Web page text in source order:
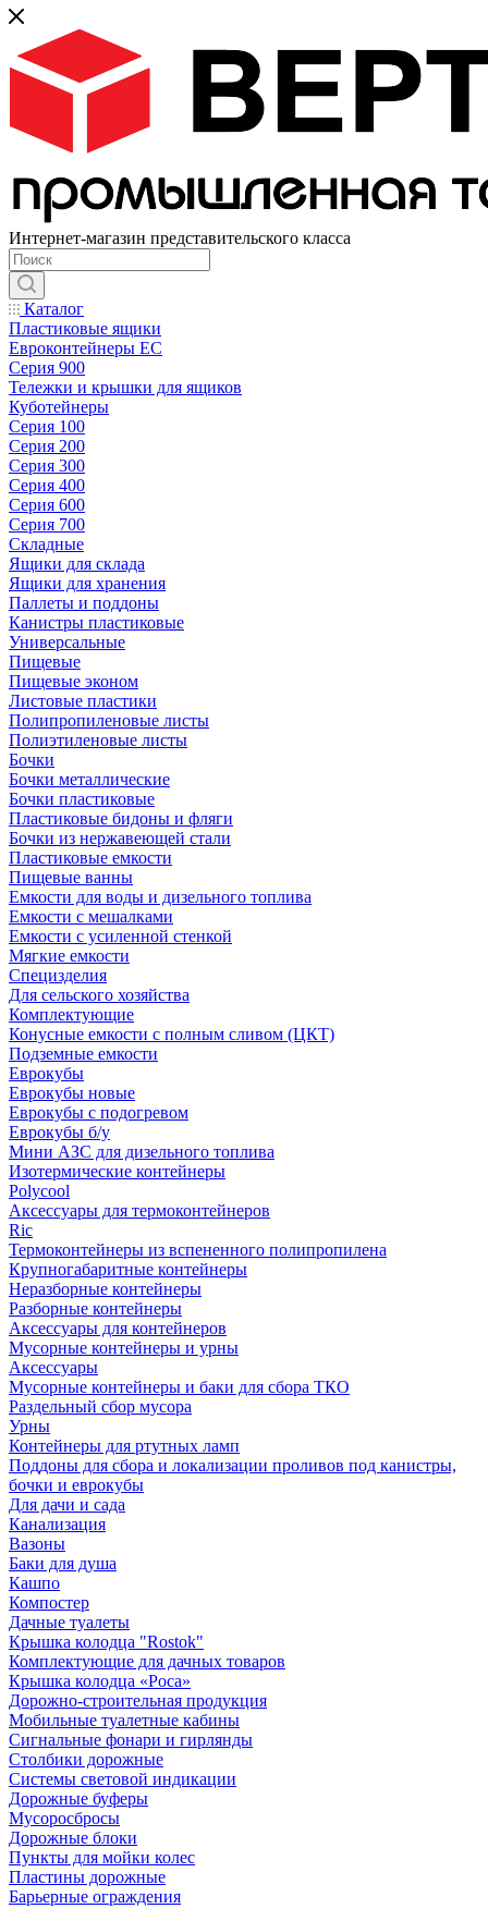
Интернет-магазин представительского класса
Каталог
Пластиковые ящики
Евроконтейнеры ЕС
Серия 900
Тележки и крышки для ящиков
Куботейнеры
Серия 100
Серия 200
Серия 300
Серия 400
Серия 600
Серия 700
Складные
Ящики для склада
Ящики для хранения
Паллеты и поддоны
Канистры пластиковые
Универсальные
Пищевые
Пищевые эконом
Листовые пластики
Полипропиленовые листы
Полиэтиленовые листы
Бочки
Бочки металлические
Бочки пластиковые
Пластиковые бидоны и фляги
Бочки из нержавеющей стали
Пластиковые емкости
Пищевые ванны
Емкости для воды и дизельного топлива
Емкости с мешалками
Емкости с усиленной стенкой
Мягкие емкости
Специзделия
Для сельского хозяйства
Комплектующие
Конусные емкости с полным сливом (ЦКТ)
Подземные емкости
Еврокубы
Еврокубы новые
Еврокубы с подогревом
Еврокубы б/у
Мини АЗС для дизельного топлива
Изотермические контейнеры
Polycool
Аксессуары для термоконтейнеров
Ric
Термоконтейнеры из вспененного полипропилена
Крупногабаритные контейнеры
Неразборные контейнеры
Разборные контейнеры
Аксессуары для контейнеров
Мусорные контейнеры и урны
Аксессуары
Мусорные контейнеры и баки для сбора ТКО
Раздельный сбор мусора
Урны
Контейнеры для ртутных ламп
Поддоны для сбора и локализации проливов под канистры,
бочки и еврокубы
Для дачи и сада
Канализация
Вазоны
Баки для душа
Кашпо
Компостер
Дачные туалеты
Крышка колодца "Rostok"
Комплектующие для дачных товаров
Крышка колодца «Роса»
Дорожно-строительная продукция
Мобильные туалетные кабины
Сигнальные фонари и гирлянды
Столбики дорожные
Системы световой индикации
Дорожные буферы
Мусоросбросы
Дорожные блоки
Пункты для мойки колес
Пластины дорожные
Барьерные ограждения